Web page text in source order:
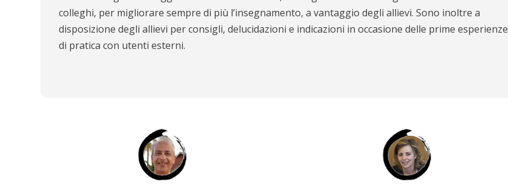
colleghi, per migliorare sempre di più l’insegnamento, a vantaggio degli allievi. Sono inoltre a
disposizione degli allievi per consigli, delucidazioni e indicazioni in occasione delle prime esperienze
di pratica con utenti esterni.